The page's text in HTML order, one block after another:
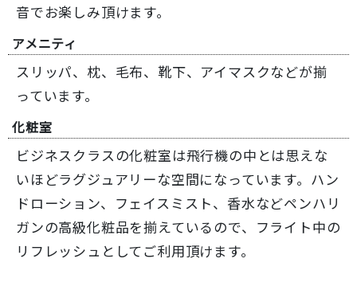
音でお楽しみ頂けます。
アメニティ
スリッパ、枕、毛布、靴下、アイマスクなどが揃
っています。
化粧室
ビジネスクラスの化粧室は飛行機の中とは思えな
いほどラグジュアリーな空間になっています。ハン
ドローション、フェイスミスト、香水などペンハリ
ガンの高級化粧品を揃えているので、フライト中の
リフレッシュとしてご利用頂けます。